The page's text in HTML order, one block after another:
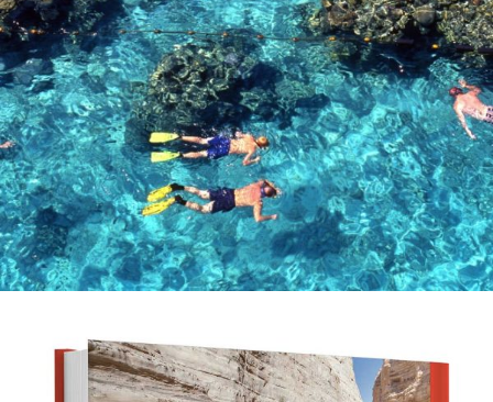
כל מה שרצית לדעת על מאגרי תמונות וקליפים מהפכת מאגרי
המדיה הדיגיטליים מאת: מערכת אלבטרוס בשנים האחרונות חלה
מהפכה עצומה
קרא עוד ←